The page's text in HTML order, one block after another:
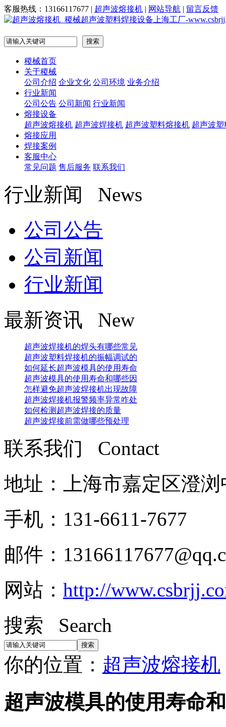
客服热线： 13166117677 | 超声波熔接机 | 网站导航 | 留言反馈
稷械首页
关于稷械
公司介绍 企业文化 公司环境 业务介绍
行业新闻
公司公告 公司新闻 行业新闻
熔接设备
超声波熔接机 超声波焊接机 超声波塑料熔接机 超声波
熔接应用
焊接案例
客服中心
常见问题 售后服务 联系我们
行业新闻 News
公司公告
公司新闻
行业新闻
最新资讯 New
超声波焊接机的焊头有哪些常见
超声波塑料焊接机的振幅调试的
如何延长超声波模具的使用寿命
超声波模具的使用寿命和哪些因
怎样避免超声波焊接机出现故障
超声波焊接机报警频率异常咋处
如何检测超声波焊接的质量
超声波焊接前需做哪些预处理
联系我们 Contact
地址：上海市嘉定区澄浏
手机：131-6611-7677
邮件：
网站： http://
搜索 Search
你的位置： 超声波熔接机
超声波模具的使用寿命